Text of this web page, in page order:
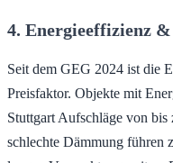
4. Energieeffizienz
Seit dem GEG 2024 ist die
Preisfaktor. Objekte mit
Stuttgart Aufschläge von
schlechte Dämmung führen